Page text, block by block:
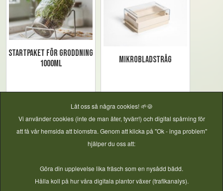
Startpaket för groddning
1000ml
Mikrobladstråg
Låt oss så några cookies! 🌱🍪
Vi använder cookies (inte de man äter, tyvärr!) och digital spårning för
att få vår hemsida att blomstra. Genom att klicka på "Ok - inga problem"
hjälper du oss att:
Göra din upplevelse lika fräsch som en nysådd bädd.
Hålla koll på hur våra digitala plantor växer (trafikanalys).